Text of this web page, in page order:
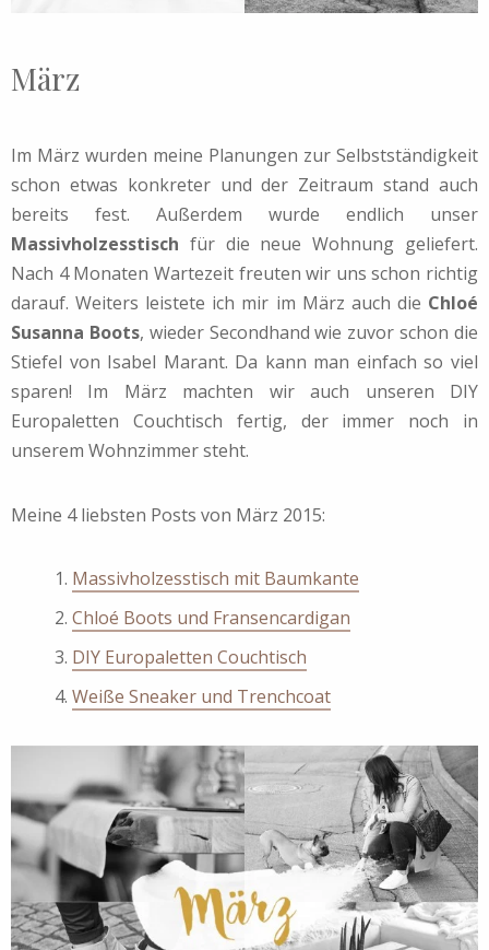
März
Im März wurden meine Planungen zur Selbstständigkeit
schon etwas konkreter und der Zeitraum stand auch
bereits fest. Außerdem wurde endlich unser
Massivholzesstisch für die neue Wohnung geliefert.
Nach 4 Monaten Wartezeit freuten wir uns schon richtig
darauf. Weiters leistete ich mir im März auch die Chloé
Susanna Boots, wieder Secondhand wie zuvor schon die
Stiefel von Isabel Marant. Da kann man einfach so viel
sparen! Im März machten wir auch unseren DIY
Europaletten Couchtisch fertig, der immer noch in
unserem Wohnzimmer steht.
Meine 4 liebsten Posts von März 2015:
Massivholzesstisch mit Baumkante
Chloé Boots und Fransencardigan
DIY Europaletten Couchtisch
Weiße Sneaker und Trenchcoat